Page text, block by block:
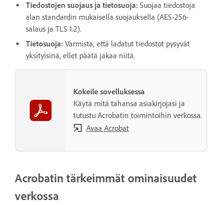
Tiedostojen suojaus ja tietosuoja: Suojaa tiedostoja
alan standardin mukaisella suojauksella (AES-256-
salaus ja TLS 1.2).
Tietosuoja: Varmista, että ladatut tiedostot pysyvät
yksityisinä, ellet päätä jakaa niitä.
Kokeile sovelluksessa
Käytä mitä tahansa asiakirjojasi ja
tutustu Acrobatin toimintoihin verkossa.
Avaa Acrobat
Acrobatin tärkeimmät ominaisuudet
verkossa